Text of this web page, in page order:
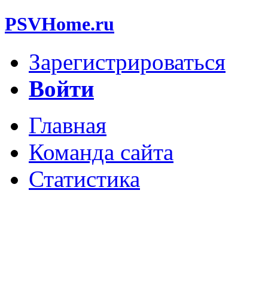
PSVHome.ru
Зарегистрироваться
Войти
Главная
Команда сайта
Статистика